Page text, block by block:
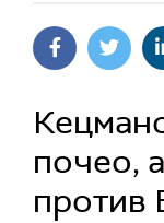
почео,
против